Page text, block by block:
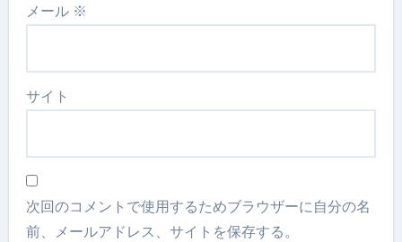
メール ※
サイト
次回のコメントで使用するためブラウザーに自分の名
前、メールアドレス、サイトを保存する。